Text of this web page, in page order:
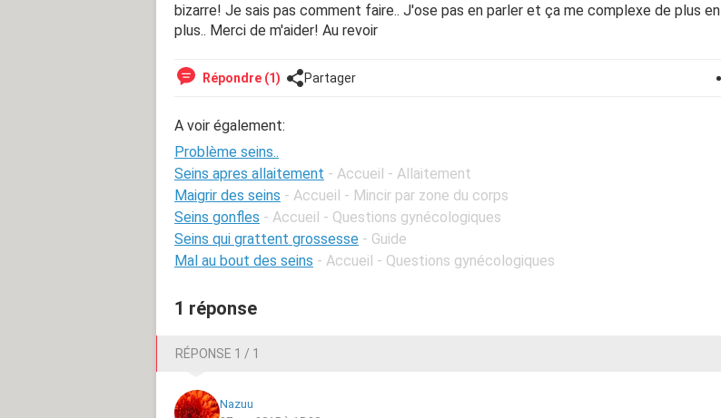
bizarre! Je sais pas comment faire.. J'ose pas en parler et ça me complexe de plus en
plus.. Merci de m'aider! Au revoir
Répondre (1) Partager
A voir également:
Problème seins..
Seins apres allaitement - Accueil - Allaitement
Maigrir des seins - Accueil - Mincir par zone du corps
Seins gonfles - Accueil - Questions gynécologiques
Seins qui grattent grossesse - Guide
Mal au bout des seins - Accueil - Questions gynécologiques
1 réponse
RÉPONSE 1 / 1
Nazuu